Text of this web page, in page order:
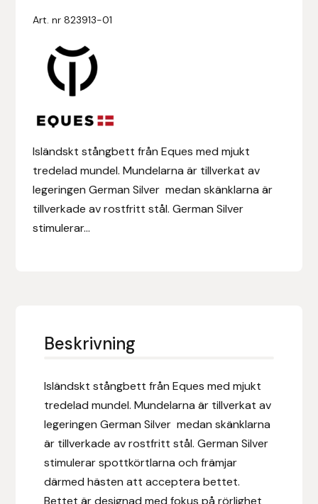
Bit
Silver
mängd
Art. nr823913-01
Isländskt stångbett från Eques med mjukt
tredelad mundel. Mundelarna är tillverkat av
legeringen German Silver medan skänklarna är
tillverkade av rostfritt stål. German Silver
stimulerar...
Beskrivning
Isländskt stångbett från Eques med mjukt
tredelad mundel.Mundelarna är tillverkat av
legeringen German Silver medan skänklarna
är tillverkade av rostfritt stål. German Silver
stimulerar spottkörtlarna och främjar
därmed hästen att acceptera bettet.
Bettet är designad med fokus på rörlighet
Dy’on
E.A. Mattes
Eclipse Biofarmab
Ekholm Nordic
Ekol
Eldorado
EQUES | KINGSLAND
Equipage
Eric LeTixerant